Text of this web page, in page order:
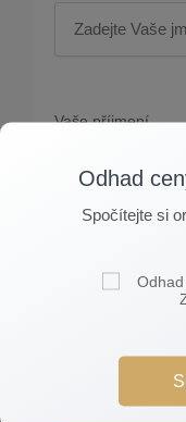
Vaše příjmení
Odhad
Spočítejte si